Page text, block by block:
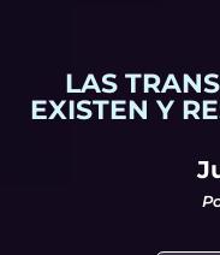
LAS
EXISTEN Y